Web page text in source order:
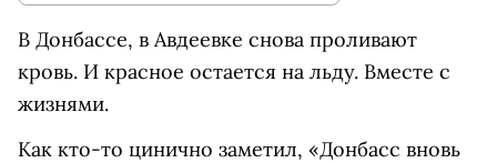
В Донбассе, в Авдеевке снова проливают
кровь. И красное остается на льду. Вместе с
жизнями.
Как кто-то цинично заметил, «Донбасс вновь